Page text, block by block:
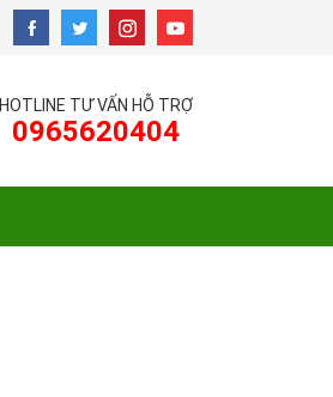
HOTLINE TƯ VẤN HỖ TRỢ
0965620404